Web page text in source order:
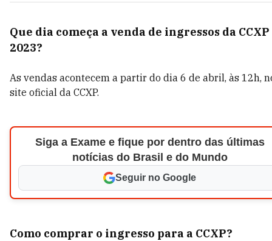
Que dia começa a venda de ingressos da CCXP
2023?
As vendas acontecem a partir do dia 6 de abril, às 12h,
site oficial da CCXP.
Siga a Exame e fique por dentro das últimas
notícias do Brasil e do Mundo
Seguir no Google
Como comprar o ingresso para a CCXP?